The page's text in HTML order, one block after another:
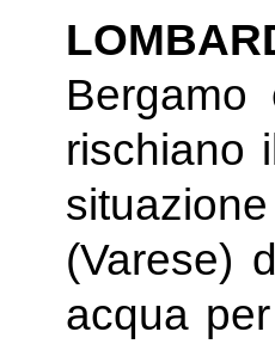
rischiano
(Varese)
acqua